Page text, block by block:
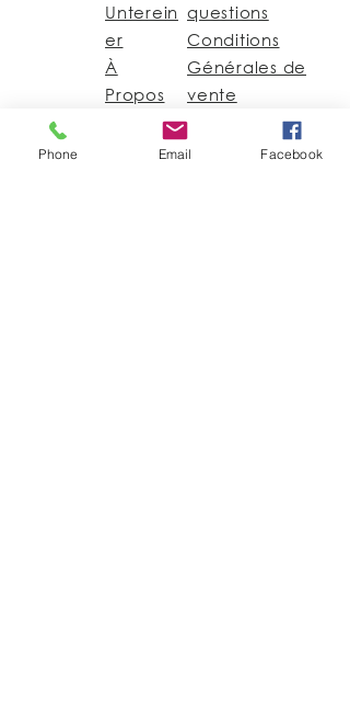
Unterein
er
À
Propos
Contact
questions
Conditions
Générales de
vente
Phone Email Facebook